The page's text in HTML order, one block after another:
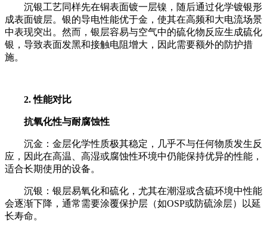
沉银工艺同样先在铜表面镀一层镍，随后通过化学镀银形
成表面镀层。银的导电性能优于金，使其在高频和大电流场景
中表现突出。然而，银层容易与空气中的硫化物反应生成硫化
银，导致表面发黑和接触电阻增大，因此需要额外的防护措
施。
2. 性能对比
抗氧化性与耐腐蚀性
沉金：金层化学性质极其稳定，几乎不与任何物质发生反
应，因此在高温、高湿或腐蚀性环境中仍能保持优异的性能，
适合长期使用的设备。
沉银：银层易氧化和硫化，尤其在潮湿或含硫环境中性能
会逐渐下降，通常需要涂覆保护层（如OSP或防硫涂层）以延
长寿命。